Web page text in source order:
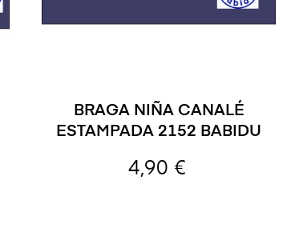
BRAGA NIÑA CANALÉ
ESTAMPADA 2152 BABIDU
4,90 €